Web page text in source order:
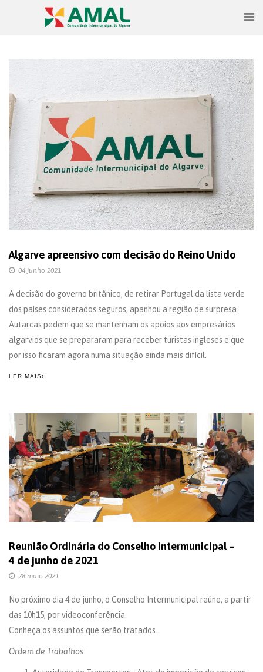
Algarve apreensivo com decisão do Reino Unido
04 junho 2021
A decisão do governo britânico, de retirar Portugal da lista verde
dos países considerados seguros, apanhou a região de surpresa.
Autarcas pedem que se mantenham os apoios aos empresários
algarvios que se prepararam para receber turistas ingleses e que
por isso ficaram agora numa situação ainda mais difícil.
LER MAIS
Reunião Ordinária do Conselho Intermunicipal –
4 de junho de 2021
28 maio 2021
No próximo dia 4 de junho, o Conselho Intermunicipal reúne, a partir
das 10h15, por videoconferência.
Conheça os assuntos que serão tratados.
Ordem de Trabalhos: